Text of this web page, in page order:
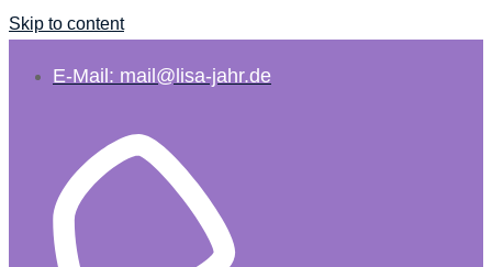
Skip to content
E-Mail: mail@lisa-jahr.de